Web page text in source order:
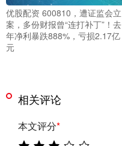
优股配资 600810，遭证监会立
案，多份财报曾“连打补丁”！去
年净利暴跌888%，亏损2.17亿
元
相关评论
本文评分*